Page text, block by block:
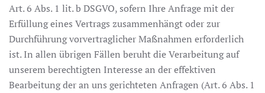
Art. 6 Abs. 1 lit. b DSGVO, sofern Ihre Anfrage mit der
Erfüllung eines Vertrags zusammenhängt oder zur
Durchführung vorvertraglicher Maßnahmen erforderlich
ist. In allen übrigen Fällen beruht die Verarbeitung auf
unserem berechtigten Interesse an der effektiven
Bearbeitung der an uns gerichteten Anfragen (Art. 6 Abs. 1